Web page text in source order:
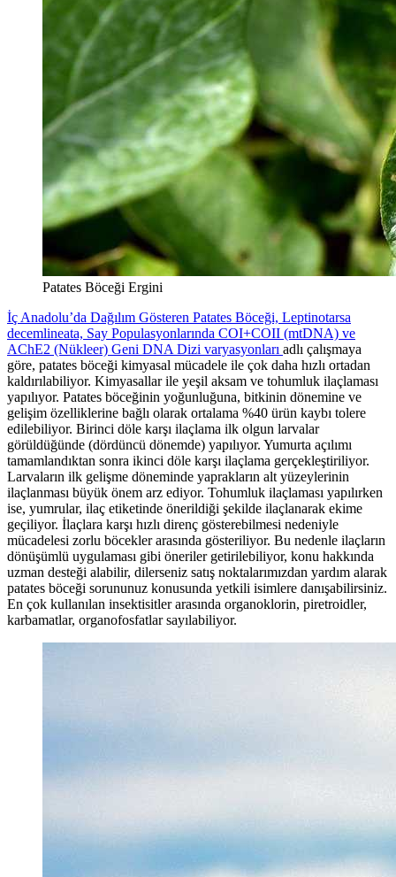
Patates Böceği Ergini
İç Anadolu’da Dağılım Gösteren Patates Böceği, Leptinotarsa
decemlineata, Say Populasyonlarında COI+COII (mtDNA) ve
AChE2 (Nükleer) Geni DNA Dizi varyasyonları adlı çalışmaya
göre, patates böceği kimyasal mücadele ile çok daha hızlı ortadan
kaldırılabiliyor. Kimyasallar ile yeşil aksam ve tohumluk ilaçlaması
yapılıyor. Patates böceğinin yoğunluğuna, bitkinin dönemine ve
gelişim özelliklerine bağlı olarak ortalama %40 ürün kaybı tolere
edilebiliyor. Birinci döle karşı ilaçlama ilk olgun larvalar
görüldüğünde (dördüncü dönemde) yapılıyor. Yumurta açılımı
tamamlandıktan sonra ikinci döle karşı ilaçlama gerçekleştiriliyor.
Larvaların ilk gelişme döneminde yaprakların alt yüzeylerinin
ilaçlanması büyük önem arz ediyor. Tohumluk ilaçlaması yapılırken
ise, yumrular, ilaç etiketinde önerildiği şekilde ilaçlanarak ekime
geçiliyor. İlaçlara karşı hızlı direnç gösterebilmesi nedeniyle
mücadelesi zorlu böcekler arasında gösteriliyor. Bu nedenle ilaçların
dönüşümlü uygulaması gibi öneriler getirilebiliyor, konu hakkında
uzman desteği alabilir, dilerseniz satış noktalarımızdan yardım alarak
patates böceği sorununuz konusunda yetkili isimlere danışabilirsiniz.
En çok kullanılan insektisitler arasında organoklorin, piretroidler,
karbamatlar, organofosfatlar sayılabiliyor.